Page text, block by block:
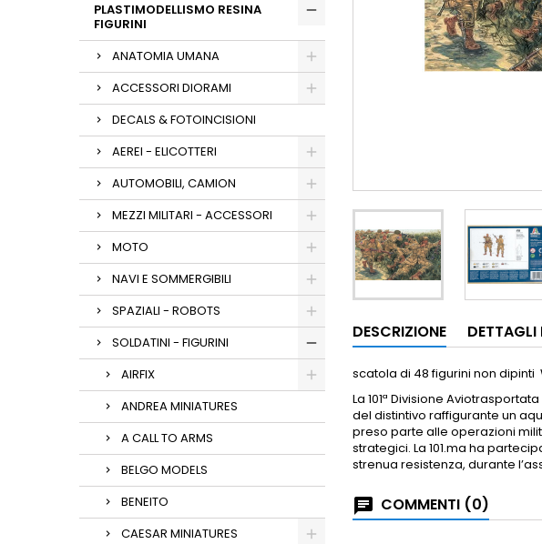
PLASTIMODELLISMO RESINA
FIGURINI
ANATOMIA UMANA
ACCESSORI DIORAMI
DECALS & FOTOINCISIONI
AEREI - ELICOTTERI
AUTOMOBILI, CAMION
MEZZI MILITARI - ACCESSORI
MOTO
NAVI E SOMMERGIBILI
SPAZIALI - ROBOTS
SOLDATINI - FIGURINI
AIRFIX
ANDREA MINIATURES
A CALL TO ARMS
BELGO MODELS
BENEITO
CAESAR MINIATURES
DESCRIZIONE
scatola di 48 figurini non dipinti
La 101ª Divisione
del distintivo raffigurante un
preso parte alle operazioni
strategici. La 101.ma ha
strenua resistenza, durante
COMMENTI (0)